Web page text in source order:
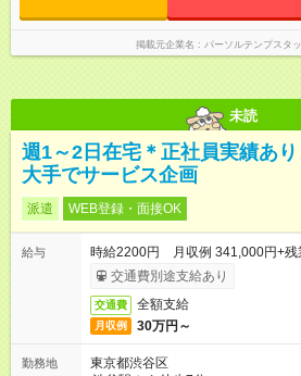
掲載元企業名 パーソルテンプスタ
未読
週1～2日在宅＊正社員実績あ
大手でサービス企画
派遣 WEB登録・面接OK
給与
時給2200円 月収例 341,000円+残
交通費別途支給あり
交通費 全額支給
月収例 30万円～
勤務地
東京都渋谷区